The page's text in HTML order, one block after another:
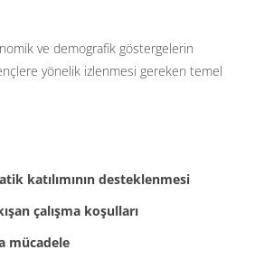
ve demografik göstergelerin
yönelik izlenmesi gereken temel
katılımının desteklenmesi
çalışma koşulları
mücadele